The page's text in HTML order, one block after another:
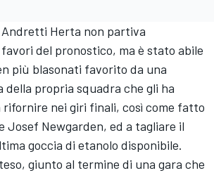
Andretti Herta non partiva
del pronostico, ma è stato abile
più blasonati favorito da una
propria squadra che gli ha
nei giri finali, così come fatto
Josef Newgarden, ed a tagliare il
goccia di etanolo disponibile.
giunto al termine di una gara che